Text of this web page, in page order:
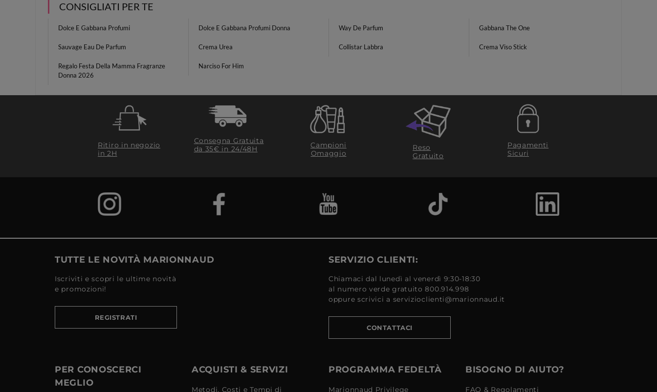
CONSIGLIATI PER TE
Dolce E Gabbana Profumi Dolce E Gabbana Profumi Donna Way De Parfum Gabbana The One
Sauvage Eau De Parfum Crema Urea Collistar Labbra Crema Viso Stick
Regalo Festa Della Mamma Fragranze
Donna 2026
Narciso For Him
Ritiro in negozio
in 2H
Consegna Gratuita
da 35€​ in 24/48H
Campioni
Omaggio
Reso
Gratuito
Pagamenti
Sicuri
TUTTE LE NOVITÀ MARIONNAUD
Iscriviti e scopri le ultime novità
e promozioni!
REGISTRATI
SERVIZIO CLIENTI:
Chiamaci dal lunedì al venerdì 9:30-18:30
al numero verde gratuito 800.914.998
oppure scrivici a servizioclienti@marionnaud.it
CONTATTACI
PER CONOSCERCI
MEGLIO
ACQUISTI & SERVIZI
Metodi, Costi e Tempi di
PROGRAMMA FEDELTÀ
Marionnaud Privilege
BISOGNO DI AIUTO?
FAQ & Regolamenti